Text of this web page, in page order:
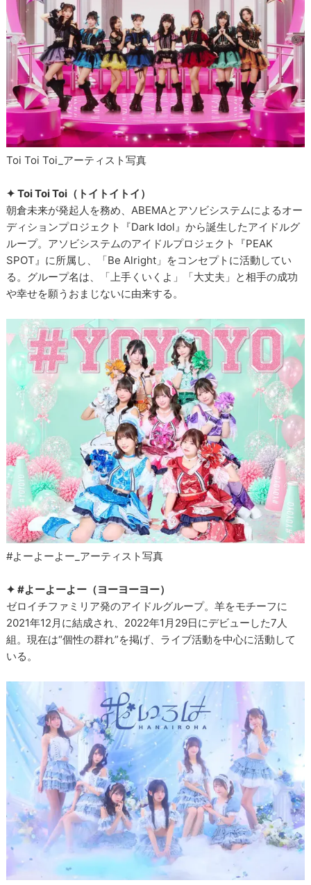
Toi Toi Toi_アーティスト写真
✦ Toi Toi Toi（トイトイトイ）
朝倉未来が発起人を務め、ABEMAとアソビシステムによるオー
ディションプロジェクト『Dark Idol』から誕生したアイドルグ
ループ。アソビシステムのアイドルプロジェクト『PEAK
SPOT』に所属し、「Be Alright」をコンセプトに活動してい
る。グループ名は、「上手くいくよ」「大丈夫」と相手の成功
や幸せを願うおまじないに由来する。
#よーよーよー_アーティスト写真
✦ #よーよーよー（ヨーヨーヨー）
ゼロイチファミリア発のアイドルグループ。羊をモチーフに
2021年12月に結成され、2022年1月29日にデビューした7人
組。現在は“個性の群れ”を掲げ、ライブ活動を中心に活動して
いる。